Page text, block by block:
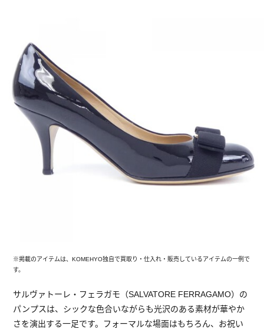
※掲載のアイテムは、KOMEHYO独自で買取り・仕入れ・販売しているアイテムの一例で
す。
サルヴァトーレ・フェラガモ（SALVATORE FERRAGAMO）の
パンプスは、シックな色合いながらも光沢のある素材が華やか
さを演出する一足です。フォーマルな場面はもちろん、お祝い